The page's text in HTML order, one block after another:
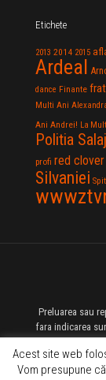
Etichete
2013 2014 2015
Ardeal
dance Finante
Multi Ani
Ani Andrei! La
Politia Salaj
profi red
Silvaniei
Preluarea sau
fara indicarea
Acest site web
Vom presupune